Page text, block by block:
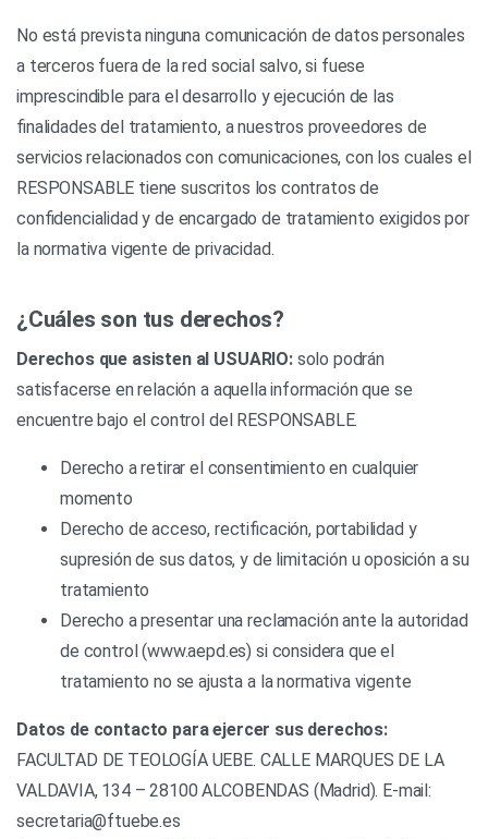
No está prevista ninguna comunicación de datos personales
a terceros fuera de la red social salvo, si fuese
imprescindible para el desarrollo y ejecución de las
finalidades del tratamiento, a nuestros proveedores de
servicios relacionados con comunicaciones, con los cuales el
RESPONSABLE tiene suscritos los contratos de
confidencialidad y de encargado de tratamiento exigidos por
la normativa vigente de privacidad.
¿Cuáles son tus derechos?
Derechos que asisten al USUARIO:solo podrán
satisfacerse en relación a aquella información que se
encuentre bajo el control del RESPONSABLE.
Derecho a retirar el consentimiento en cualquier
momento
Derecho de acceso, rectificación, portabilidad y
supresión de sus datos, y de limitación u oposición a su
tratamiento
Derecho a presentar una reclamación ante la autoridad
de control (www.aepd.es) si considera que el
tratamiento no se ajusta a la normativa vigente
Datos de contacto para ejercer sus derechos:
FACULTAD DE TEOLOGÍA UEBE. CALLE MARQUES DE LA
VALDAVIA, 134 – 28100 ALCOBENDAS (Madrid). E-mail:
secretaria@ftuebe.es